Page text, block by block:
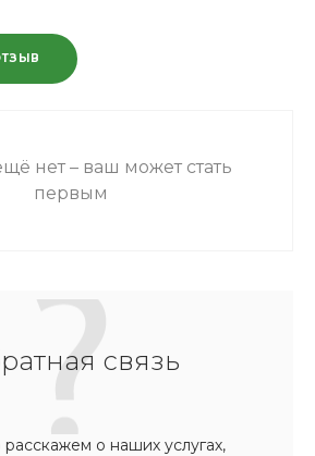
нет – ваш может стать
первым
связь
о наших услугах,